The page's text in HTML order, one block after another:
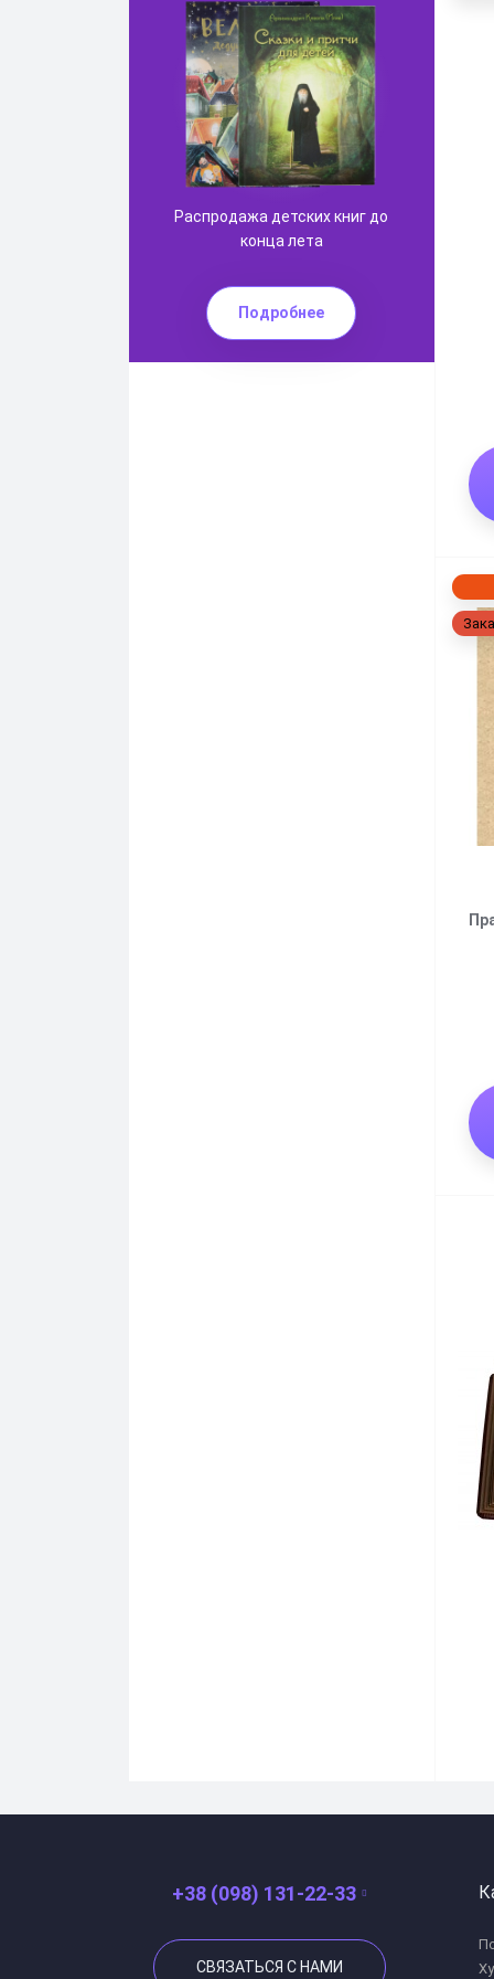
кулинарные книги
Кухонные ЭКО полотеца
КОРМ для ваших питомцев
Распродажа детских книг до
конца лета
Подробнее
+38 (098) 131-22-33
СВЯЗАТЬСЯ С НАМИ